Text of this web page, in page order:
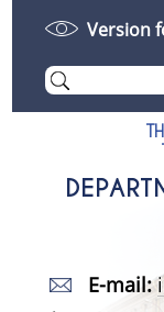
Version
E-mail: